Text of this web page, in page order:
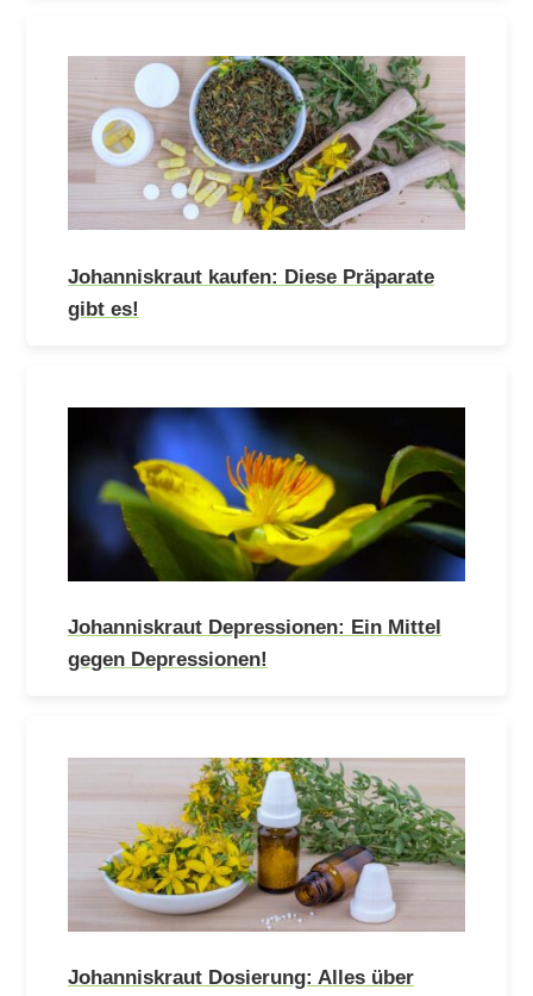
Johanniskraut kaufen: Diese Präparate
gibt es!
Johanniskraut Depressionen: Ein Mittel
gegen Depressionen!
Johanniskraut Dosierung: Alles über